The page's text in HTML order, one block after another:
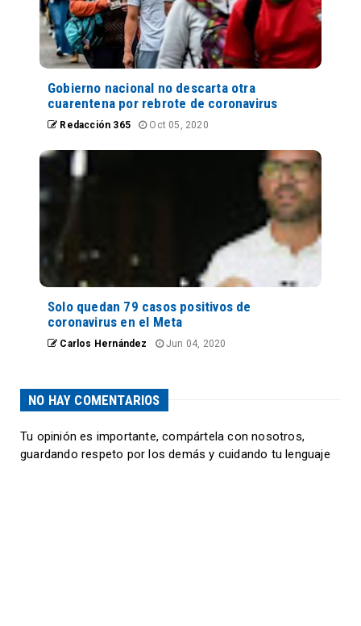
Gobierno nacional no descarta otra
cuarentena por rebrote de coronavirus
Redacción 365 Oct 05, 2020
Solo quedan 79 casos positivos de
coronavirus en el Meta
Carlos Hernández Jun 04, 2020
NO HAY COMENTARIOS
Tu opinión es importante, compártela con nosotros,
guardando respeto por los demás y cuidando tu lenguaje